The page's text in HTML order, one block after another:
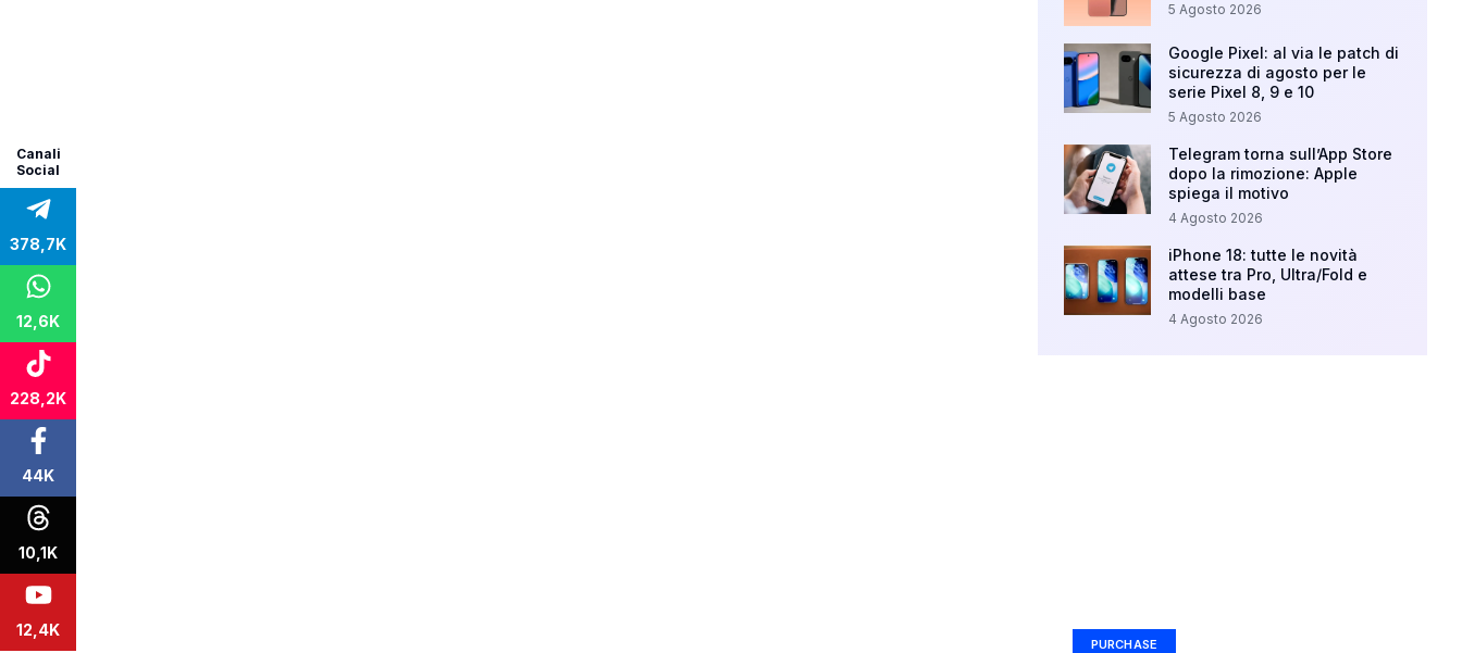
Canali
Social
378,7K
12,6K
228,2K
44K
10,1K
12,4K
5 Agosto 2026
Google Pixel: al via le patch di
sicurezza di agosto per le
serie Pixel 8, 9 e 10
5 Agosto 2026
Telegram torna sull’App Store
dopo la rimozione: Apple
spiega il motivo
4 Agosto 2026
iPhone 18: tutte le novità
attese tra Pro, Ultra/Fold e
modelli base
4 Agosto 2026
PURCHASE